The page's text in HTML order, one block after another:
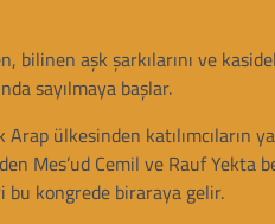
bilinen aşk şarkılarını ve
sayılmaya başlar.
ülkesinden katılımcıların
Mes’ud Cemil ve Rauf Yekta
bu kongrede biraraya gelir.